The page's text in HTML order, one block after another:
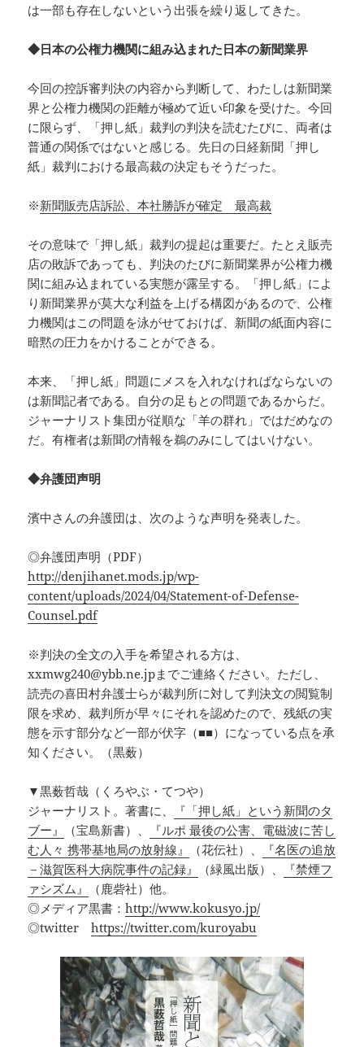
は一部も存在しないという出張を繰り返してきた。
◆日本の公権力機関に組み込まれた日本の新聞業界
今回の控訴審判決の内容から判断して、わたしは新聞業
界と公権力機関の距離が極めて近い印象を受けた。今回
に限らず、「押し紙」裁判の判決を読むたびに、両者は
普通の関係ではないと感じる。先日の日経新聞「押し
紙」裁判における最高裁の決定もそうだった。
※新聞販売店訴訟、本社勝訴が確定 最高裁
その意味で「押し紙」裁判の提起は重要だ。たとえ販売
店の敗訴であっても、判決のたびに新聞業界が公権力機
関に組み込まれている実態が露呈する。「押し紙」によ
り新聞業界が莫大な利益を上げる構図があるので、公権
力機関はこの問題を泳がせておけば、新聞の紙面内容に
暗黙の圧力をかけることができる。
本来、「押し紙」問題にメスを入れなければならないの
は新聞記者である。自分の足もとの問題であるからだ。
ジャーナリスト集団が従順な「羊の群れ」ではだめなの
だ。有権者は新聞の情報を鵜のみにしてはいけない。
◆弁護団声明
濱中さんの弁護団は、次のような声明を発表した。
◎弁護団声明（PDF）
http://denjihanet.mods.jp/wp-
content/uploads/2024/04/Statement-of-Defense-
Counsel.pdf
※判決の全文の入手を希望される方は、
xxmwg240@ybb.ne.jpまでご連絡ください。ただし、
読売の喜田村弁護士らが裁判所に対して判決文の閲覧制
限を求め、裁判所が早々にそれを認めたので、残紙の実
態を示す部分など一部が伏字（■■）になっている点を承
知ください。（黒薮）
▼黒薮哲哉（くろやぶ・てつや）
ジャーナリスト。著書に、
『「押し紙」という新聞のタ
ブー』
（宝島新書）、
『ルポ 最後の公害、電磁波に苦し
む人々 携帯基地局の放射線』
（花伝社）、
『名医の追放
－滋賀医科大病院事件の記録』
（緑風出版）、
『禁煙フ
ァシズム』
（鹿砦社）他。
◎メディア黒書：http://www.kokusyo.jp/
◎twitterhttps://twitter.com/kuroyabu